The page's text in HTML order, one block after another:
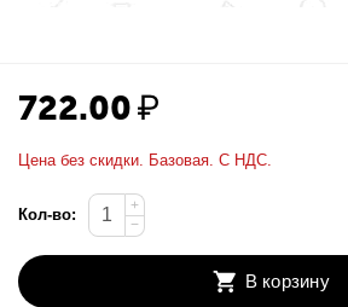
722.00₽
Цена без скидки. Базовая. С НДС.
Кол-во:
+
−
В корзину